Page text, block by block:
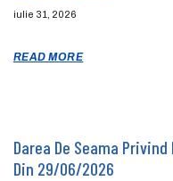
iulie 31, 2026
READ MORE
Darea De Seama
Din 29/06/2026